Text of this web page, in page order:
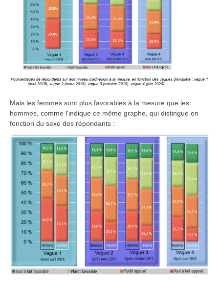
Mais les femmes sont plus favorables à la mesure que les
hommes, comme l'indique ce même graphe, qui distingue en
fonction du sexe des répondants :